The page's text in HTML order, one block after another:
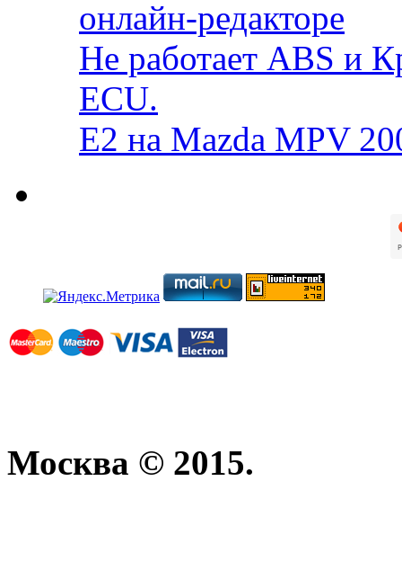
онлайн-редакторе
Не работает ABS и
ECU.
E2 на Mazda MPV
Москва © 2015.